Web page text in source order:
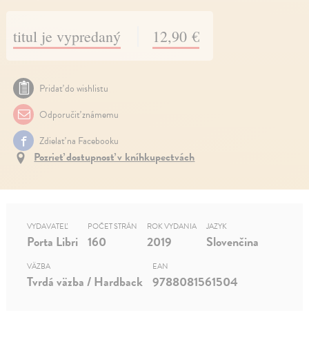
titul je vypredaný 12,90 €
Pridať do wishlistu
Odporučiť známemu
Zdielať na Facebooku
Pozrieť dostupnosť v kníhkupectvách
VYDAVATEĽ
Porta Libri
POČET STRÁN
160
ROK VYDANIA
2019
JAZYK
Slovenčina
VÄZBA
Tvrdá väzba / Hardback
EAN
9788081561504